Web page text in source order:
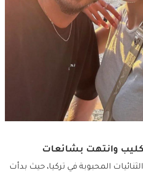
وانتهت بشائعات
المحبوبة في تركيا، حيث بدأت